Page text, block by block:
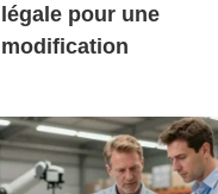
légale pour une
modification